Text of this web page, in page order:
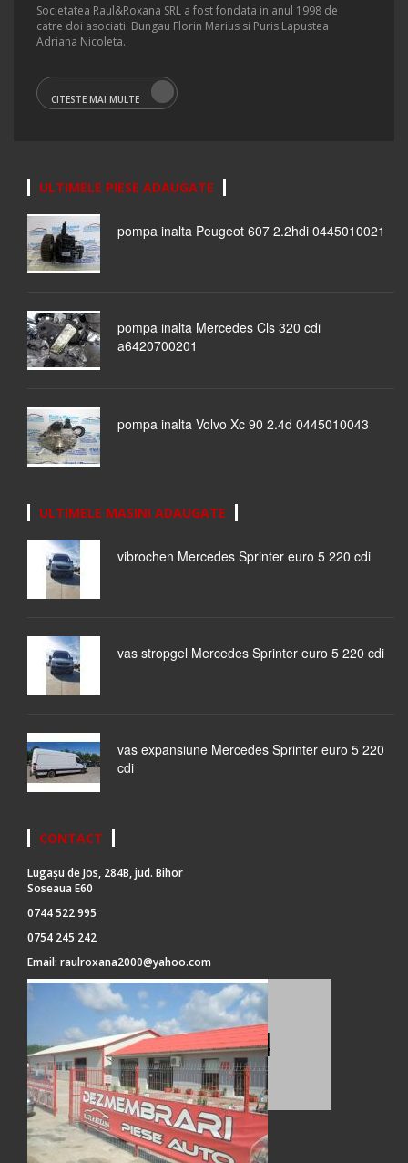
Societatea Raul&Roxana SRL a fost fondata in anul 1998 de
catre doi asociati: Bungau Florin Marius si Puris Lapustea
Adriana Nicoleta.
CITESTE MAI MULTE
ULTIMELE PIESE ADAUGATE
pompa inalta Peugeot 607 2.2hdi 0445010021
pompa inalta Mercedes Cls 320 cdi
a6420700201
pompa inalta Volvo Xc 90 2.4d 0445010043
ULTIMELE MASINI ADAUGATE
vibrochen Mercedes Sprinter euro 5 220 cdi
vas stropgel Mercedes Sprinter euro 5 220 cdi
vas expansiune Mercedes Sprinter euro 5 220
cdi
CONTACT
Lugașu de Jos, 284B, jud. Bihor
Soseaua E60
0744 522 995
0754 245 242
Email: raulroxana2000@yahoo.com